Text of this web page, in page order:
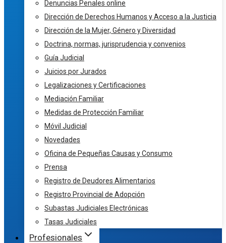
Denuncias Penales online
Dirección de Derechos Humanos y Acceso a la Justicia
Dirección de la Mujer, Género y Diversidad
Doctrina, normas, jurisprudencia y convenios
Guía Judicial
Juicios por Jurados
Legalizaciones y Certificaciones
Mediación Familiar
Medidas de Protección Familiar
Móvil Judicial
Novedades
Oficina de Pequeñas Causas y Consumo
Prensa
Registro de Deudores Alimentarios
Registro Provincial de Adopción
Subastas Judiciales Electrónicas
Tasas Judiciales
Profesionales